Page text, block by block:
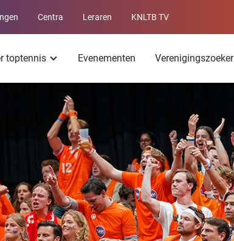
Centra Leraren KNLTB TV
toptennis Evenementen Verenigingszoeker